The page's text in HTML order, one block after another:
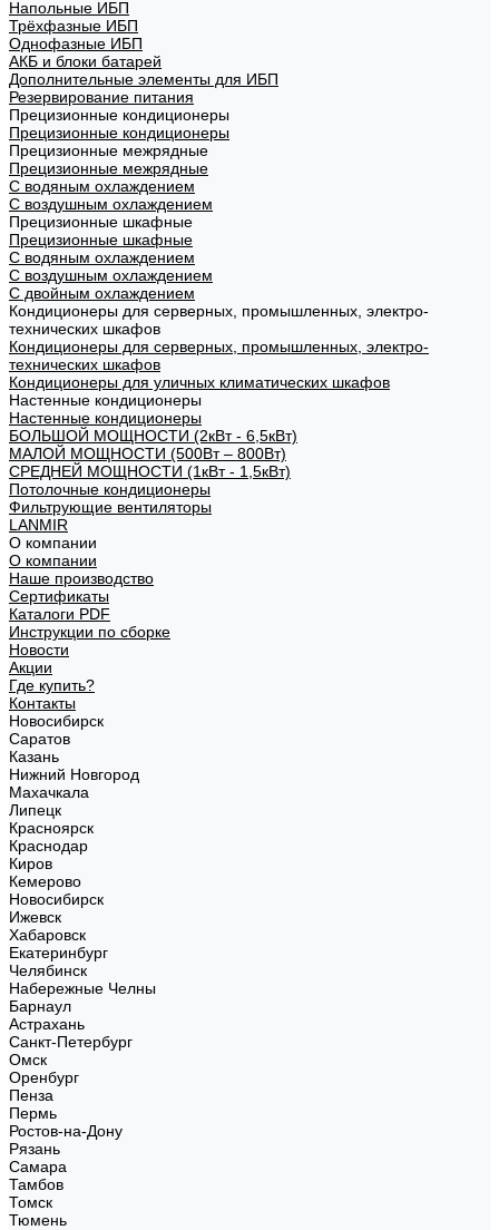
Напольные ИБП
Трёхфазные ИБП
Однофазные ИБП
АКБ и блоки батарей
Дополнительные элементы для ИБП
Резервирование питания
Прецизионные кондиционеры
Прецизионные кондиционеры
Прецизионные межрядные
Прецизионные межрядные
С водяным охлаждением
С воздушным охлаждением
Прецизионные шкафные
Прецизионные шкафные
С водяным охлаждением
С воздушным охлаждением
С двойным охлаждением
Кондиционеры для серверных, промышленных, электро-
технических шкафов
Кондиционеры для серверных, промышленных, электро-
технических шкафов
Кондиционеры для уличных климатических шкафов
Настенные кондиционеры
Настенные кондиционеры
БОЛЬШОЙ МОЩНОСТИ (2кВт - 6,5кВт)
МАЛОЙ МОЩНОСТИ (500Вт – 800Вт)
СРЕДНЕЙ МОЩНОСТИ (1кВт - 1,5кВт)
Потолочные кондиционеры
Фильтрующие вентиляторы
LANMIR
О компании
О компании
Наше производство
Сертификаты
Каталоги PDF
Инструкции по сборке
Новости
Акции
Где купить?
Контакты
Новосибирск
Саратов
Казань
Нижний Новгород
Махачкала
Липецк
Красноярск
Краснодар
Киров
Кемерово
Новосибирск
Ижевск
Хабаровск
Екатеринбург
Челябинск
Набережные Челны
Барнаул
Астрахань
Санкт-Петербург
Омск
Оренбург
Пенза
Пермь
Ростов-на-Дону
Рязань
Самара
Тамбов
Томск
Тюмень